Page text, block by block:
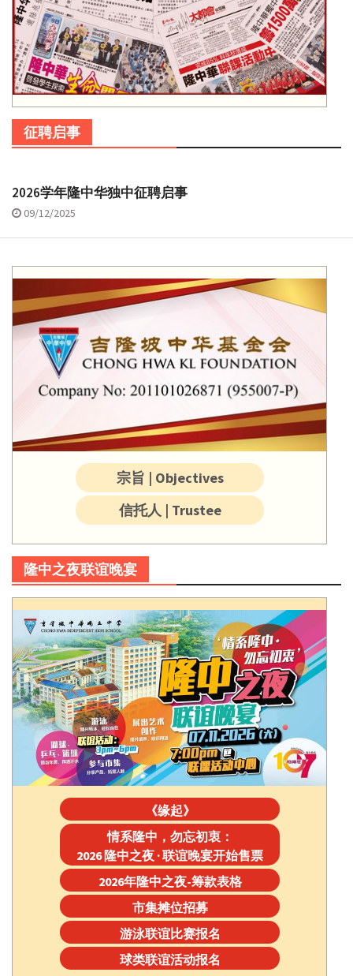
征聘启事
2026学年隆中华独中征聘启事
09/12/2025
宗旨 | Objectives
信托人 | Trustee
隆中之夜联谊晚宴
《缘起》
情系隆中，勿忘初衷：
2026 隆中之夜 · 联谊晚宴开始售票
2026年隆中之夜-筹款表格
市集摊位招募
游泳联谊比赛报名
球类联谊活动报名